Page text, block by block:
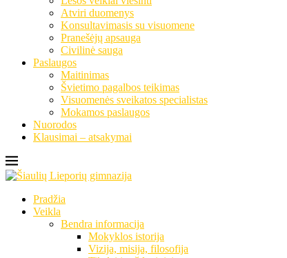
Atviri duomenys
Konsultavimasis su visuomene
Pranešėjų apsauga
Civilinė sauga
Paslaugos
Maitinimas
Švietimo pagalbos teikimas
Visuomenės sveikatos specialistas
Mokamos paslaugos
Nuorodos
Klausimai – atsakymai
Pradžia
Veikla
Bendra informacija
Mokyklos istorija
Vizija, misija, filosofija